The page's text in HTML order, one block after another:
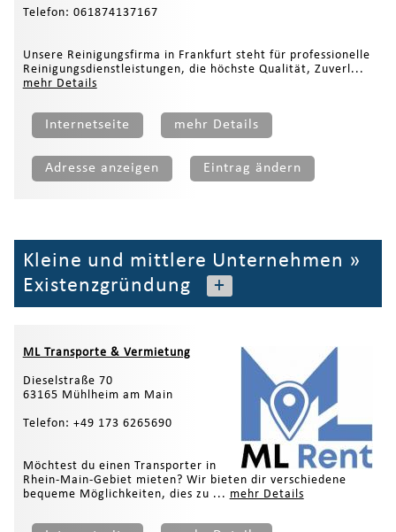
Telefon: 061874137167
Unsere Reinigungsfirma in Frankfurt steht für professionelle
Reinigungsdienstleistungen, die höchste Qualität, Zuverl...
mehr Details
Internetseite mehr Details
Adresse anzeigen Eintrag ändern
Kleine und mittlere Unternehmen »
Existenzgründung
+
ML Transporte & Vermietung
Dieselstraße 70
63165 Mühlheim am Main
Telefon: +49 173 6265690
Möchtest du einen Transporter in
Rhein-Main-Gebiet mieten? Wir bieten dir verschiedene
bequeme Möglichkeiten, dies zu ... mehr Details